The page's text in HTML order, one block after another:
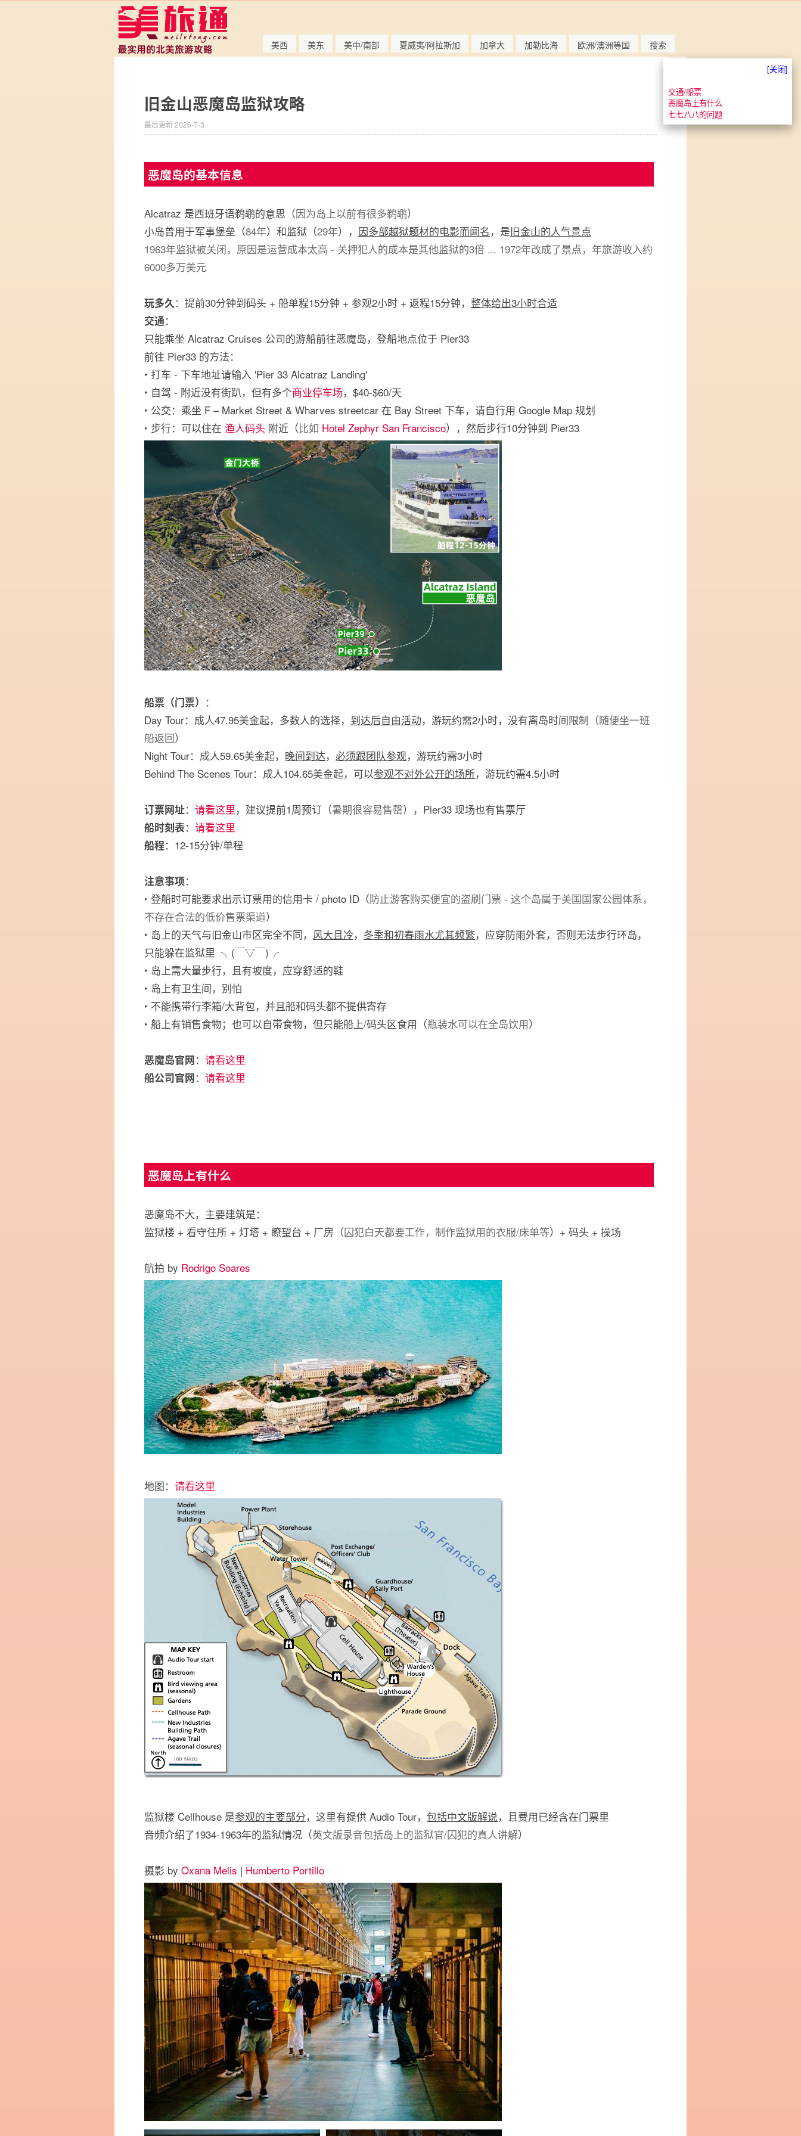
美西 美东 美中/南部 夏威夷/阿拉斯加 加拿大 加勒比海 欧洲/澳洲等国 搜索
旧金山恶魔岛监狱攻略
最后更新 2026-7-3
恶魔岛的基本信息
Alcatraz 是西班牙语鹈鹕的意思（因为岛上以前有很多鹈鹕）
小岛曾用于军事堡垒（84年）和监狱（29年）， 因多部越狱题材的电影而闻名 ，是旧金山的人气景点
1963年监狱被关闭，原因是运营成本太高 - 关押犯人的成本是其他监狱的3倍 ... 1972年改成了景点，年旅游收入约
6000多万美元
玩多久：提前30分钟到码头 + 船单程15分钟 + 参观2小时 + 返程15分钟， 整体给出3小时合适
交通：
只能乘坐 Alcatraz Cruises 公司的游船前往恶魔岛，登船地点位于 Pier33
前往 Pier33 的方法：
‣ 打车 - 下车地址请输入 'Pier 33 Alcatraz Landing'
‣ 自驾 - 附近没有街趴，但有多个商业停车场，$40-$60/天
‣ 公交：乘坐 F – Market Street & Wharves streetcar 在 Bay Street 下车，请自行用 Google Map 规划
‣ 步行：可以住在 渔人码头 附近（比如 Hotel Zephyr San Francisco），然后步行10分钟到 Pier33
船票（门票） ：
Day Tour：成人47.95美金起，多数人的选择， 到达后自由活动，游玩约需2小时，没有离岛时间限制（随便坐一班
船返回）
Night Tour：成人59.65美金起， 晚间到达， 必须跟团队参观，游玩约需3小时
Behind The Scenes Tour：成人104.65美金起，可以参观不对外公开的场所，游玩约需4.5小时
订票网址： 请看这里，建议提前1周预订（暑期很容易售罄），Pier33 现场也有售票厅
船时刻表： 请看这里
船程：12-15分钟/单程
注意事项：
‣ 登船时可能要求出示订票用的信用卡 / photo ID（防止游客购买便宜的盗刷门票 - 这个岛属于美国国家公园体系，
不存在合法的低价售票渠道）
‣ 岛上的天气与旧金山市区完全不同， 风大且冷， 冬季和初春雨水尤其频繁，应穿防雨外套，否则无法步行环岛，
只能躲在监狱里 ╮(￣▽￣)╭
‣ 岛上需大量步行，且有坡度，应穿舒适的鞋
‣ 岛上有卫生间，别怕
‣ 不能携带行李箱/大背包，并且船和码头都不提供寄存
‣ 船上有销售食物；也可以自带食物，但只能船上/码头区食用（瓶装水可以在全岛饮用）
恶魔岛官网： 请看这里
船公司官网： 请看这里
恶魔岛上有什么
恶魔岛不大，主要建筑是：
监狱楼 + 看守住所 + 灯塔 + 瞭望台 + 厂房（囚犯白天都要工作，制作监狱用的衣服/床单等）+ 码头 + 操场
航拍 by Rodrigo Soares
地图： 请看这里
监狱楼 Cellhouse 是参观的主要部分，这里有提供 Audio Tour， 包括中文版解说，且费用已经含在门票里
音频介绍了1934-1963年的监狱情况（英文版录音包括岛上的监狱官/囚犯的真人讲解）
摄影 by Oxana Melis | Humberto Portillo
[关闭]
交通/船票
恶魔岛上有什么
七七八八的问题